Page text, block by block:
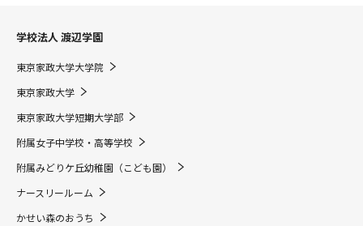
学校法人 渡辺学園
東京家政大学大学院
東京家政大学
東京家政大学短期大学部
附属女子中学校・高等学校
附属みどりケ丘幼稚園（こども園）
ナースリールーム
かせい森のおうち